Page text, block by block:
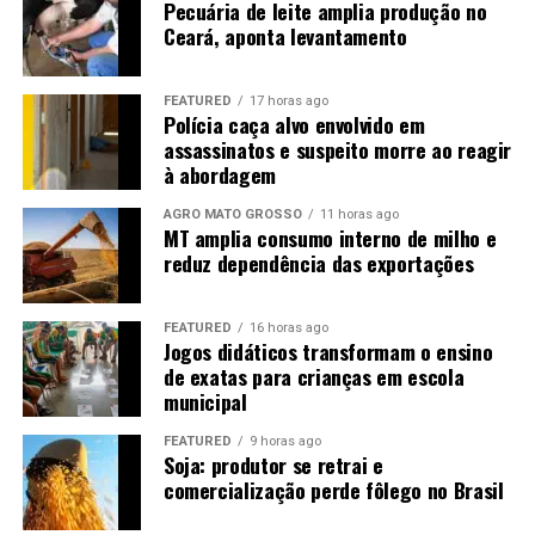
tempo para sair e conhecer pessoas.
Retrato raro no país
O caso de Mato Grosso chama atenção porque vai na
contramão da realidade nacional. A população brasileira
tem mais mulheres do que homens, resultado de uma
mortalidade masculina mais elevada ao longo da vida,
segundo especialistas ouvidos pelo programa.
2024.
“Isso significa que, em 40
anos, Cuiabá perdeu 52%
das áreas verdes da sua
zona urbana,
principalmente em
decorrência de novos
loteamentos e obras de
infraestrutura”, disse.
🌳 Exemplos da perda de vegetação
Pecuária de leite amplia produção no
Ceará, aponta levantamento
FEATURED 17 horas ago
Polícia caça alvo envolvido em
assassinatos e suspeito morre ao reagir
à abordagem
AGRO MATO GROSSO 11 horas ago
MT amplia consumo interno de milho e
reduz dependência das exportações
FEATURED 16 horas ago
Jogos didáticos transformam o ensino
de exatas para crianças em escola
municipal
FEATURED 9 horas ago
Soja: produtor se retrai e
comercialização perde fôlego no Brasil